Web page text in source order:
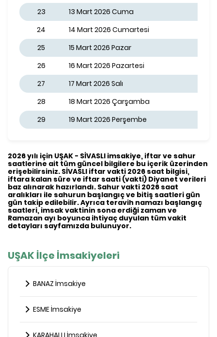
23
13 Mart 2026 Cuma
24
14 Mart 2026 Cumartesi
25
15 Mart 2026 Pazar
26
16 Mart 2026 Pazartesi
27
17 Mart 2026 Salı
28
18 Mart 2026 Çarşamba
29
19 Mart 2026 Perşembe
2026 yılı için UŞAK - SİVASLI imsakiye, iftar ve sahur
saatlerine ait tüm güncel bilgilere bu içerik üzerinden
erişebilirsiniz. SİVASLI iftar vakti 2026 saat bilgisi,
iftara kalan süre ve iftar saati (vakti) Diyanet verileri
baz alınarak hazırlandı. Sahur vakti 2026 saat
aralıkları ile sahurun başlangıç ve bitiş saatleri gün
gün takip edilebilir. Ayrıca teravih namazı başlangıç
saatleri, imsak vaktinin sona erdiği zaman ve
Ramazan ayı boyunca ihtiyaç duyulan tüm vakit
detayları sayfamızda bulunuyor.
UŞAK İlçe İmsakiyeleri
BANAZ İmsakiye
ESME İmsakiye
KARAHALLI İmsakiye